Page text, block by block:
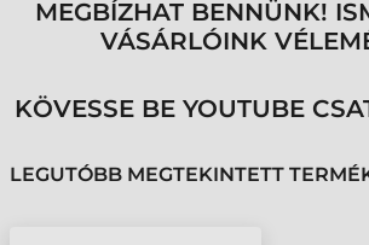
MEGBÍZHAT BENNÜNK!
VÁSÁRLÓINK
KÖVESSE BE YOUTUBE
LEGUTÓBB MEGTEKINTETT